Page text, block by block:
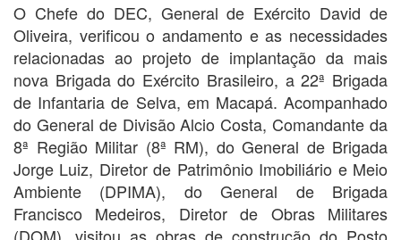
O Chefe do DEC, General de Exército David de
Oliveira, verificou o andamento e as necessidades
relacionadas ao projeto de implantação da mais
nova Brigada do Exército Brasileiro, a 22ª Brigada
de Infantaria de Selva, em Macapá. Acompanhado
do General de Divisão Alcio Costa, Comandante da
8ª Região Militar (8ª RM), do General de Brigada
Jorge Luiz, Diretor de Patrimônio Imobiliário e Meio
Ambiente (DPIMA), do General de Brigada
Francisco Medeiros, Diretor de Obras Militares